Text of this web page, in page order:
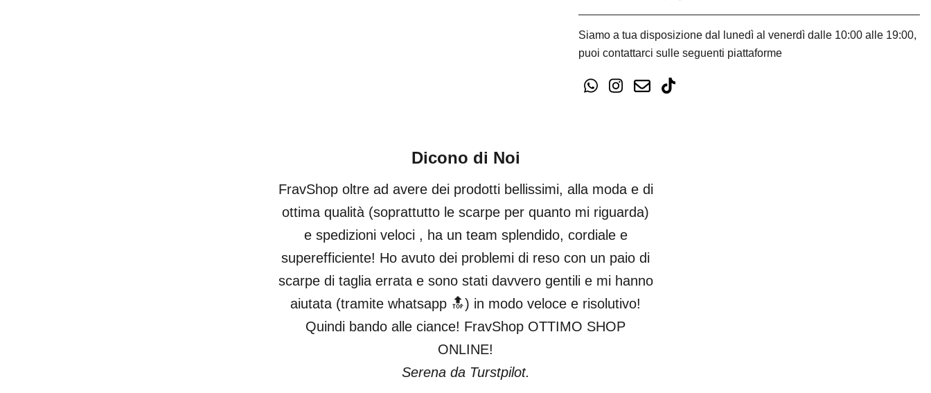
Siamo a tua disposizione dal lunedì al venerdì dalle 10:00 alle 19:00,
puoi contattarci sulle seguenti piattaforme
Dicono di Noi
FravShop oltre ad avere dei prodotti bellissimi, alla moda e di
ottima qualità (soprattutto le scarpe per quanto mi riguarda)
e spedizioni veloci , ha un team splendido, cordiale e
superefficiente! Ho avuto dei problemi di reso con un paio di
scarpe di taglia errata e sono stati davvero gentili e mi hanno
aiutata (tramite whatsapp 🔝) in modo veloce e risolutivo!
Quindi bando alle ciance! FravShop OTTIMO SHOP
ONLINE!
Serena da Turstpilot.